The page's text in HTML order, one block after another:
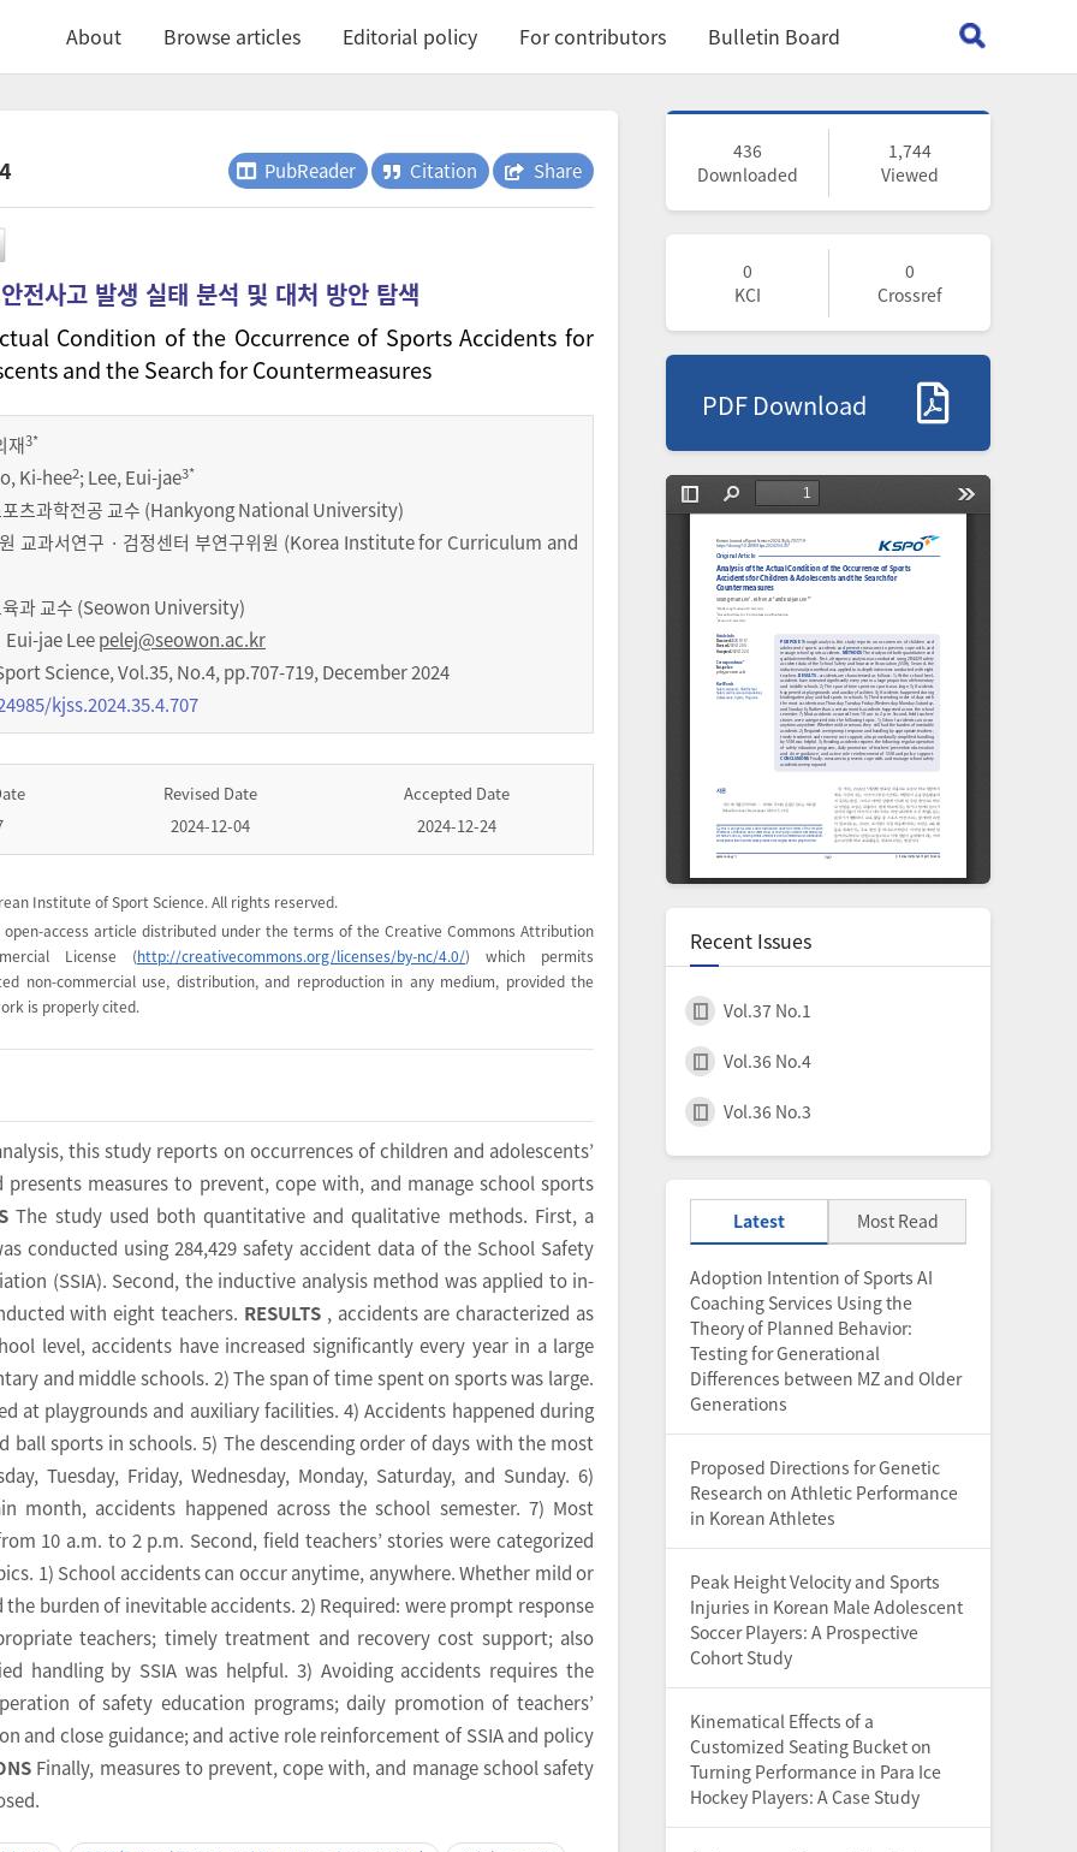
About Browse articles Editorial policy For contributors Bulletin Board
PubReader Citation Share
전사고 발생 실태 분석 및 대처 방안 탐색
Condition of the Occurrence of Sports Accidents for
and the Search for Countermeasures
재3*
Ki-hee2; Lee, Eui-jae3*
포츠과학전공 교수 (Hankyong National University)
교과서연구 · 검정센터 부연구위원 (Korea Institute for Curriculum and
육과 교수 (Seowon University)
Eui-jae Leepelej@seowon.ac.kr
Science,Vol.35,No.4,pp.707-719,December 2024
kjss.2024.35.4.707
Revised Date
2024-12-04
Accepted Date
2024-12-24
Institute of Sport Science. All rights reserved.
open-access article distributed under the terms of the Creative Commons Attribution
License (http://creativecommons.org/licenses/by-nc/4.0/) which permits
non-commercial use, distribution, and reproduction in any medium, provided the
is properly cited.
this study reports on occurrences of children and adolescents’
presents measures to prevent, cope with, and manage school sports
The study used both quantitative and qualitative methods. First, a
conducted using 284,429 safety accident data of the School Safety
(SSIA). Second, the inductive analysis method was applied to in-
with eight teachers. RESULTS, accidents are characterized as
level, accidents have increased significantly every year in a large
and middle schools. 2) The span of time spent on sports was large.
at playgrounds and auxiliary facilities. 4) Accidents happened during
ball sports in schools. 5) The descending order of days with the most
Tuesday, Friday, Wednesday, Monday, Saturday, and Sunday. 6)
month, accidents happened across the school semester. 7) Most
10 a.m. to 2 p.m. Second, field teachers’ stories were categorized
1) School accidents can occur anytime, anywhere. Whether mild or
burden of inevitable accidents. 2) Required: were prompt response
teachers; timely treatment and recovery cost support; also
handling by SSIA was helpful. 3) Avoiding accidents requires the
of safety education programs; daily promotion of teachers’
and close guidance; and active role reinforcement of SSIA and policy
Finally, measures to prevent, cope with, and manage school safety
436
Downloaded
1,744
Viewed
0
KCI
0
Crossref
PDF Download
Recent Issues
Vol.37 No.1
Vol.36 No.4
Vol.36 No.3
Latest Most Read
Adoption Intention of Sports AI
Coaching Services Using the
Theory of Planned Behavior:
Testing for Generational
Differences between MZ and Older
Generations
Proposed Directions for Genetic
Research on Athletic Performance
in Korean Athletes
Peak Height Velocity and Sports
Injuries in Korean Male Adolescent
Soccer Players: A Prospective
Cohort Study
Kinematical Effects of a
Customized Seating Bucket on
Turning Performance in Para Ice
Hockey Players: A Case Study